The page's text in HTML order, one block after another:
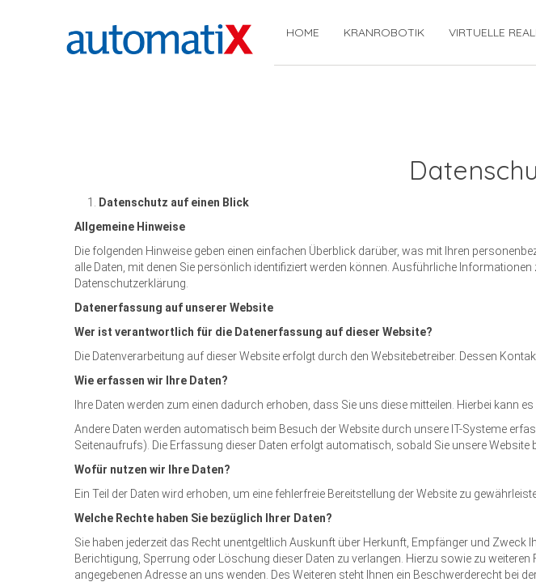
HOME KRANROBOTIK VIRTUELLE
Datenschutz auf einen Blick
Allgemeine Hinweise
Die folgenden Hinweise geben einen einfachen Überblick darüber, was mit Ihren
alle Daten, mit denen Sie persönlich identifiziert werden können. Ausführliche
Datenschutzerklärung.
Datenerfassung auf unserer Website
Wer ist verantwortlich für die Datenerfassung auf dieser Website?
Die Datenverarbeitung auf dieser Website erfolgt durch den Websitebetreiber. Dessen
Wie erfassen wir Ihre Daten?
Ihre Daten werden zum einen dadurch erhoben, dass Sie uns diese mitteilen. Hierbei kann
Andere Daten werden automatisch beim Besuch der Website durch unsere IT-Systeme
Seitenaufrufs). Die Erfassung dieser Daten erfolgt automatisch, sobald Sie unsere Website
Wofür nutzen wir Ihre Daten?
Ein Teil der Daten wird erhoben, um eine fehlerfreie Bereitstellung der Website zu
Welche Rechte haben Sie bezüglich Ihrer Daten?
Sie haben jederzeit das Recht unentgeltlich Auskunft über Herkunft, Empfänger und
Berichtigung, Sperrung oder Löschung dieser Daten zu verlangen. Hierzu sowie zu
angegebenen Adresse an uns wenden. Des Weiteren steht Ihnen ein Beschwerderecht bei